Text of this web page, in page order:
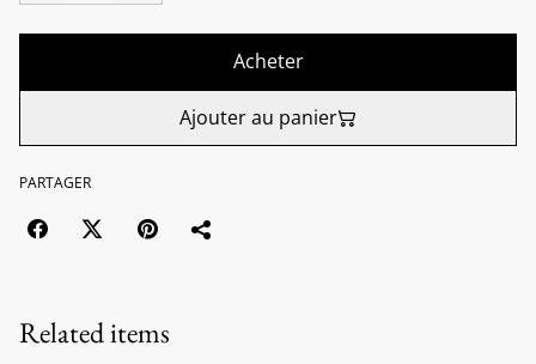
Acheter
Ajouter au panier
PARTAGER
Related items